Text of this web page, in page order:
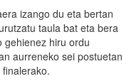
izango du eta bertan
taula bat eta bera
gehienez hiru ordu
aurreneko sei postuetan